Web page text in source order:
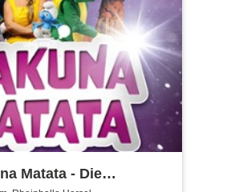
Matata - Die